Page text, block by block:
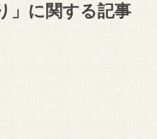
」に関する記事